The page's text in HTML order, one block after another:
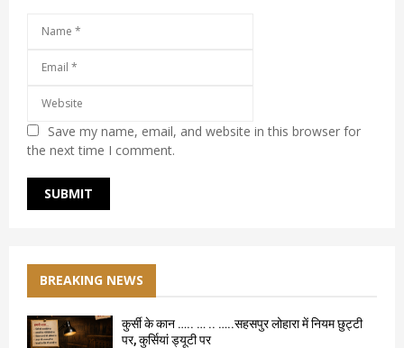
Save my name, email, and website in this browser for
the next time I comment.
BREAKING NEWS
कुर्सी के कान ….. … .. …..सहसपुर लोहारा में नियम छुट्टी
पर, कुर्सियां ड्यूटी पर